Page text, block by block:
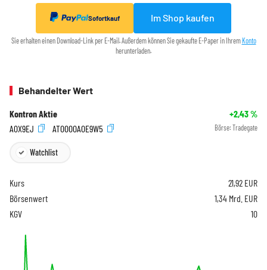
Sofortkauf Im Shop kaufen
Sie erhalten einen Download-Link per E-Mail. Außerdem können Sie gekaufte E-Paper in IhremKonto
herunterladen.
Behandelter Wert
Kontron Aktie +2,43%
A0X9EJ
AT0000A0E9W5 Börse: Tradegate
Watchlist
Kurs 21,92 EUR
Börsenwert
1,34 Mrd. EUR
KGV
10